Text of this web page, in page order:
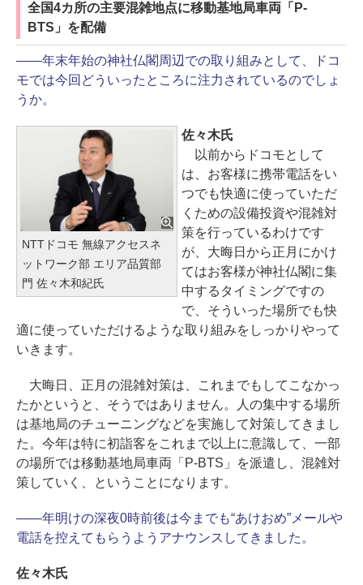
全国4カ所の主要混雑地点に移動基地局車両「P-
BTS」を配備
――年末年始の神社仏閣周辺での取り組みとして、ドコ
モでは今回どういったところに注力されているのでしょ
うか。
NTTドコモ 無線アクセスネ
ットワーク部 エリア品質部
門 佐々木和紀氏
佐々木氏
以前からドコモとして
は、お客様に携帯電話をい
つでも快適に使っていただ
くための設備投資や混雑対
策を行っているわけです
が、大晦日から正月にかけ
てはお客様が神社仏閣に集
中するタイミングですの
で、そういった場所でも快
適に使っていただけるような取り組みをしっかりやって
いきます。
大晦日、正月の混雑対策は、これまでもしてこなかっ
たかというと、そうではありません。人の集中する場所
は基地局のチューニングなどを実施して対策してきまし
た。今年は特に初詣客をこれまで以上に意識して、一部
の場所では移動基地局車両「P-BTS」を派遣し、混雑対
策していく、ということになります。
――年明けの深夜0時前後は今までも“あけおめ”メールや
電話を控えてもらうようアナウンスしてきました。
佐々木氏